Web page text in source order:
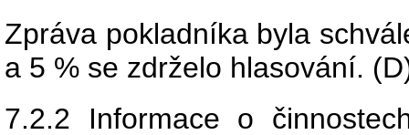
Zpráva pokladníka byla
a 5 % se zdrželo hlasování.
7.2.2 Informace o